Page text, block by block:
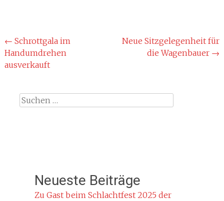
Beitragsnavigation
← Schrottgala im
Handumdrehen
ausverkauft
Neue Sitzgelegenheit für
die Wagenbauer →
Suche
Neueste Beiträge
Zu Gast beim Schlachtfest 2025 der